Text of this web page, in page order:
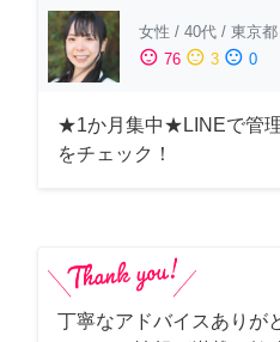
女性 / 40代 / 東京都
sentiment_satisfied 76 sentiment_neutral 3 sentiment_dissatisfied 0
★1か月集中★LINEで管
をチェック！
丁寧なアドバイスありが